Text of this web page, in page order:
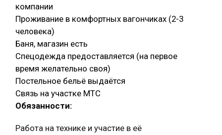
компании
Проживание в комфортных вагончиках (2-3
человека)
Баня, магазин есть
Спецодежда предоставляется (на первое
время желательно своя)
Постельное бельё выдаётся
Связь на участке МТС
Обязанности:
Работа на технике и участие в её